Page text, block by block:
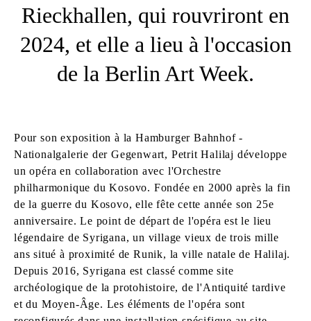
Rieckhallen, qui rouvriront en
2024, et elle a lieu à l'occasion
de la Berlin Art Week.
Pour son exposition à la Hamburger Bahnhof -
Nationalgalerie der Gegenwart, Petrit Halilaj développe
un opéra en collaboration avec l'Orchestre
philharmonique du Kosovo. Fondée en 2000 après la fin
de la guerre du Kosovo, elle fête cette année son 25e
anniversaire. Le point de départ de l'opéra est le lieu
légendaire de Syrigana, un village vieux de trois mille
ans situé à proximité de Runik, la ville natale de Halilaj.
Depuis 2016, Syrigana est classé comme site
archéologique de la protohistoire, de l'Antiquité tardive
et du Moyen-Âge. Les éléments de l'opéra sont